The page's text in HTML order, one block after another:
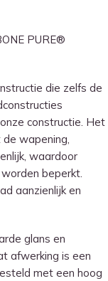
PURE®
die zelfs de
constructie. Het
wapening,
waardoor
beperkt.
aanzienlijk en
glans en
afwerking is een
met een hoog